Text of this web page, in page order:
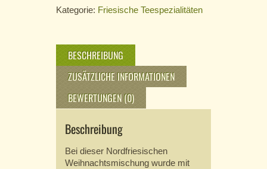
Kategorie: Friesische Teespezialitäten
BESCHREIBUNG
ZUSÄTZLICHE INFORMATIONEN
BEWERTUNGEN (0)
Beschreibung
Bei dieser Nordfriesischen
Weihnachtsmischung wurde mit